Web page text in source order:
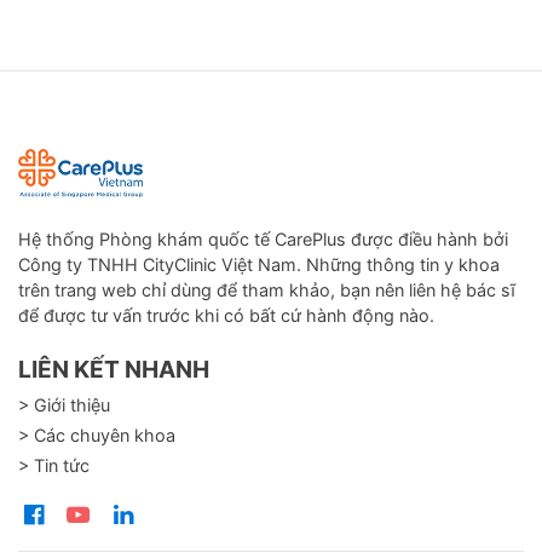
Hệ thống Phòng khám quốc tế CarePlus được điều hành bởi
Công ty TNHH CityClinic Việt Nam. Những thông tin y khoa
trên trang web chỉ dùng để tham khảo, bạn nên liên hệ bác sĩ
để được tư vấn trước khi có bất cứ hành động nào.
LIÊN KẾT NHANH
> Giới thiệu
> Các chuyên khoa
> Tin tức